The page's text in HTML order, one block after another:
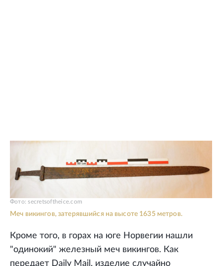
Меч викингов, затерявшийся на высоте 1635 метров.
Фото: secretsoftheice.com
Кроме того, в горах на юге Норвегии нашли
"одинокий" железный меч викингов. Как
передает Daily Mail, изделие случайно